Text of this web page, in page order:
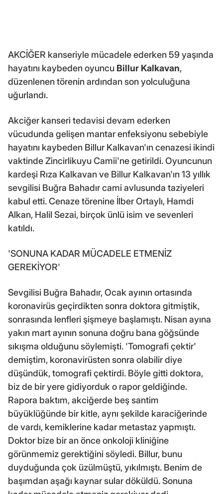
AKCİĞER kanseriyle mücadele ederken 59 yaşında
hayatını kaybeden oyuncu Billur Kalkavan,
düzenlenen törenin ardından son yolculuğuna
uğurlandı.
Akciğer kanseri tedavisi devam ederken
vücudunda gelişen mantar enfeksiyonu sebebiyle
hayatını kaybeden Billur Kalkavan'ın cenazesi ikindi
vaktinde Zincirlikuyu Camii'ne getirildi. Oyuncunun
kardeşi Rıza Kalkavan ve Billur Kalkavan'ın 13 yıllık
sevgilisi Buğra Bahadır cami avlusunda taziyeleri
kabul etti. Cenaze törenine İlber Ortaylı, Hamdi
Alkan, Halil Sezai, birçok ünlü isim ve sevenleri
katıldı.
'SONUNA KADAR MÜCADELE ETMENİZ
GEREKİYOR'
Sevgilisi Buğra Bahadır, Ocak ayının ortasında
koronavirüs geçirdikten sonra doktora gitmiştik,
sonrasında lenfleri şişmeye başlamıştı. Nisan ayına
yakın mart ayının sonuna doğru bana göğsünde
sıkışma olduğunu söylemişti. 'Tomografi çektir'
demiştim, koronavirüsten sonra olabilir diye
düşündük, tomografi çektirdi. Böyle gitti doktora,
biz de bir yere gidiyorduk o rapor geldiğinde.
Rapora baktım, akciğerde beş santim
büyüklüğünde bir kitle, aynı şekilde karaciğerinde
de vardı, kemiklerine kadar metastaz yapmıştı.
Doktor bize bir an önce onkoloji kliniğine
görünmemiz gerektiğini söyledi. Billur, bunu
duyduğunda çok üzülmüştü, yıkılmıştı. Benim de
başımdan aşağı kaynar sular döküldü. Sonuna